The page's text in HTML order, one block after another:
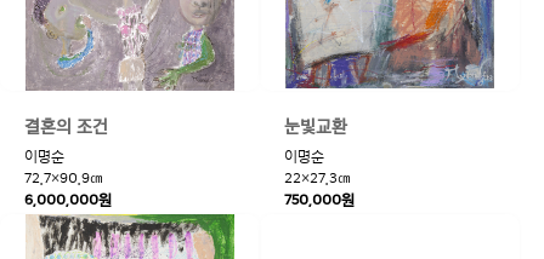
결혼의 조건
이명순
72.7×90.9㎝
6,000,000원
눈빛교환
이명순
22×27.3㎝
750,000원